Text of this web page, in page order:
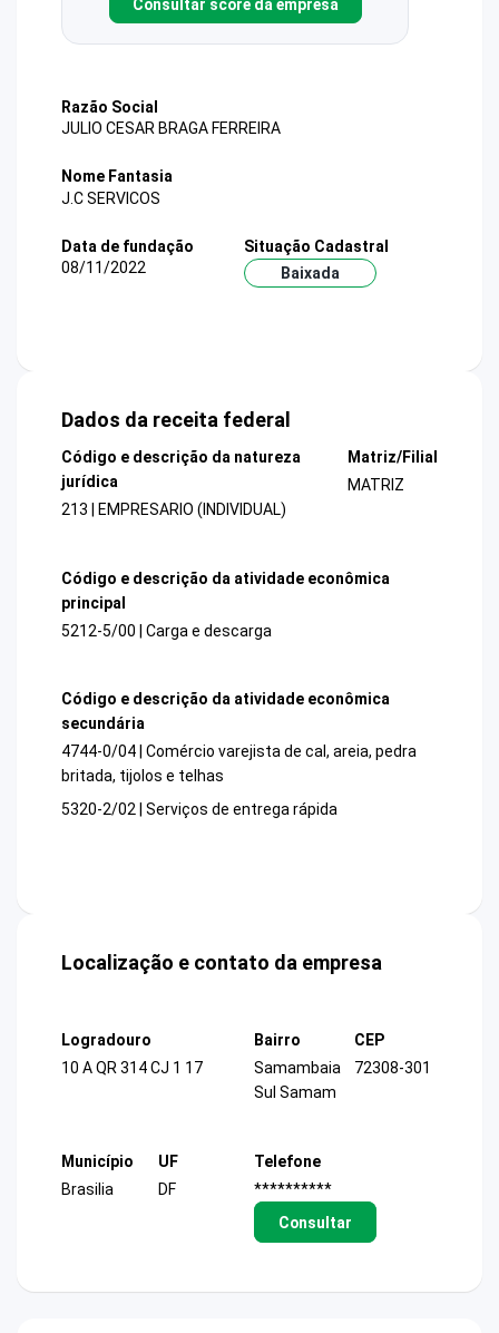
Consultar score da empresa
Razão Social
JULIO CESAR BRAGA FERREIRA
Nome Fantasia
J.C SERVICOS
Data de fundação
08/11/2022
Situação Cadastral
Baixada
Dados da receita federal
Código e descrição da natureza
jurídica
213 | EMPRESARIO (INDIVIDUAL)
Matriz/Filial
MATRIZ
Código e descrição da atividade econômica
principal
5212-5/00 | Carga e descarga
Código e descrição da atividade econômica
secundária
4744-0/04 | Comércio varejista de cal, areia, pedra
britada, tijolos e telhas
5320-2/02 | Serviços de entrega rápida
Localização e contato da empresa
Logradouro
10 A QR 314 CJ 1 17
Bairro
Samambaia
Sul Samam
CEP
72308-301
Município
Brasilia
UF
DF
Telefone
**********
Consultar